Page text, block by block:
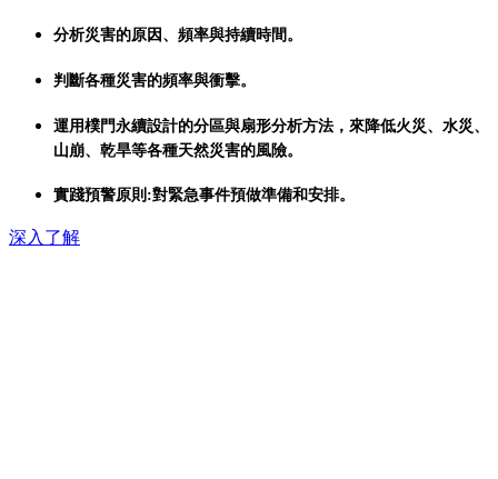
分析災害的原因、頻率與持續時間。
判斷各種災害的頻率與衝擊。
運用樸門永續設計的分區與扇形分析方法，來降低火災、水災、
山崩、乾旱等各種天然災害的風險。
實踐預警原則:對緊急事件預做準備和安排。
深入了解